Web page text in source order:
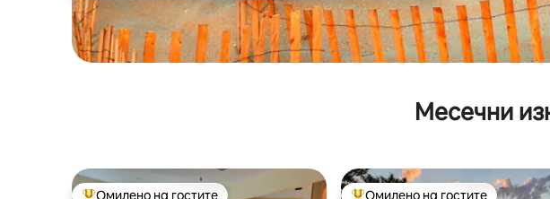
Месечни
Омилено на гостите Омилено на гостите